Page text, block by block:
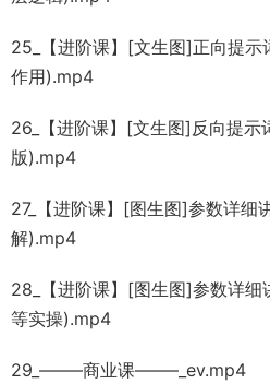
25_【进阶课】[文生图]正向提示
作用).mp4
26_【进阶课】[文生图]反向提示
版).mp4
27_【进阶课】[图生图]参数详细
解).mp4
28_【进阶课】[图生图]参数详细
等实操).mp4
29_——–商业课——–_ev.mp4